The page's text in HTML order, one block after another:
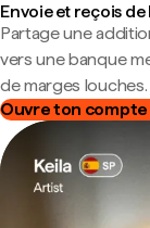
Envoie et reçois
Partage une
vers une banque
de marges louches.
Ouvre ton